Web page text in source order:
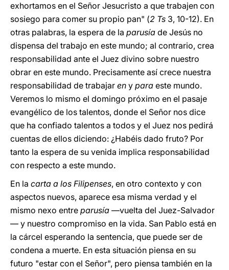
exhortamos en el Señor Jesucristo a que trabajen con
sosiego para comer su propio pan" (2 Ts 3, 10-12). En
otras palabras, la espera de la parusía de Jesús no
dispensa del trabajo en este mundo; al contrario, crea
responsabilidad ante el Juez divino sobre nuestro
obrar en este mundo. Precisamente así crece nuestra
responsabilidad de trabajar en y para este mundo.
Veremos lo mismo el domingo próximo en el pasaje
evangélico de los talentos, donde el Señor nos dice
que ha confiado talentos a todos y el Juez nos pedirá
cuentas de ellos diciendo: ¿Habéis dado fruto? Por
tanto la espera de su venida implica responsabilidad
con respecto a este mundo.
En la carta a los Filipenses, en otro contexto y con
aspectos nuevos, aparece esa misma verdad y el
mismo nexo entre parusía —vuelta del Juez-Salvador
— y nuestro compromiso en la vida. San Pablo está en
la cárcel esperando la sentencia, que puede ser de
condena a muerte. En esta situación piensa en su
futuro "estar con el Señor", pero piensa también en la